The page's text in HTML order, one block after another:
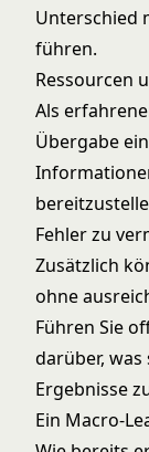
Unterschied
führen.
Ressourcen
Als
Übergabe
Fehler zu
Zusätzlich
ohne
Führen Sie
darüber,
Ergebnisse
Ein Macro-